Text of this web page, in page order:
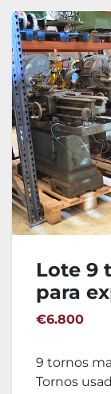
Lote 9
para
€6.800
9 tornos
Tornos